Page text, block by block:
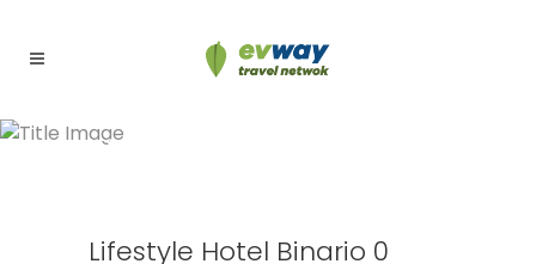
Lifestyle Hotel Binario 0
Lifestyle Hotel Binario 0